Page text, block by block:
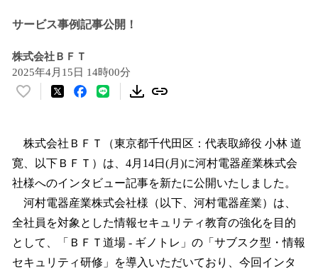
サービス事例記事公開！
株式会社ＢＦＴ
2025年4月15日 14時00分
い
！
を
読
み
込
み
中
で
株式会社ＢＦＴ（東京都千代田区：代表取締役 小林 道
寛、以下ＢＦＴ）は、4月14日(月)に河村電器産業株式会
社様へのインタビュー記事を新たに公開いたしました。
河村電器産業株式会社様（以下、河村電器産業）は、
全社員を対象とした情報セキュリティ教育の強化を目的
として、「ＢＦＴ道場 - ギノトレ」の「サブスク型・情報
セキュリティ研修」を導入いただいており、今回インタ